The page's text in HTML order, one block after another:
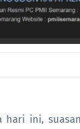
hari ini,